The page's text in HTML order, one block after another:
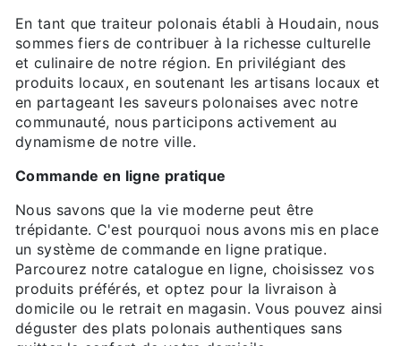
En tant que traiteur polonais établi à Houdain, nous
sommes fiers de contribuer à la richesse culturelle
et culinaire de notre région. En privilégiant des
produits locaux, en soutenant les artisans locaux et
en partageant les saveurs polonaises avec notre
communauté, nous participons activement au
dynamisme de notre ville.
Commande en ligne pratique
Nous savons que la vie moderne peut être
trépidante. C'est pourquoi nous avons mis en place
un système de commande en ligne pratique.
Parcourez notre catalogue en ligne, choisissez vos
produits préférés, et optez pour la livraison à
domicile ou le retrait en magasin. Vous pouvez ainsi
déguster des plats polonais authentiques sans